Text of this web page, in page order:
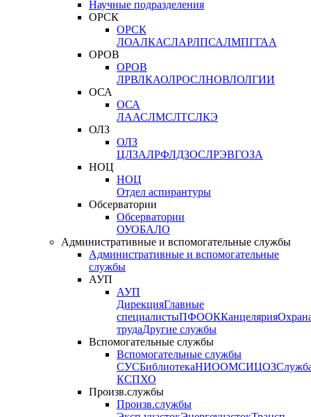
Научные подразделения
ОРСК
ОРСК
ЛОАЛКАСЛАРЛПСАЛМПГГАА
ОРОВ
ОРОВ
ЛРВЛКАОЛРОСЛНОВЛОЛГИИ
ОСА
ОСА
ЛААСЛМСЛТСЛКЭ
ОЛЗ
ОЛЗ
ЦЛЗАЛРФЛДЗОСЛРЭВГОЗА
НОЦ
НОЦ
Отдел аспирантуры
Обсерватории
Обсерватории
ОУОБАЛО
Административные и вспомогательные службы
Административные и вспомогательные
службы
АУП
АУП
ДирекцияГлавные
специалистыПФООККанцелярия
трудаДругие службы
Вспомогательные службы
Вспомогательные службы
СУСБиблиотекаНИООМСИЦОЗ
КСПХО
Произв.службы
Произв.службы